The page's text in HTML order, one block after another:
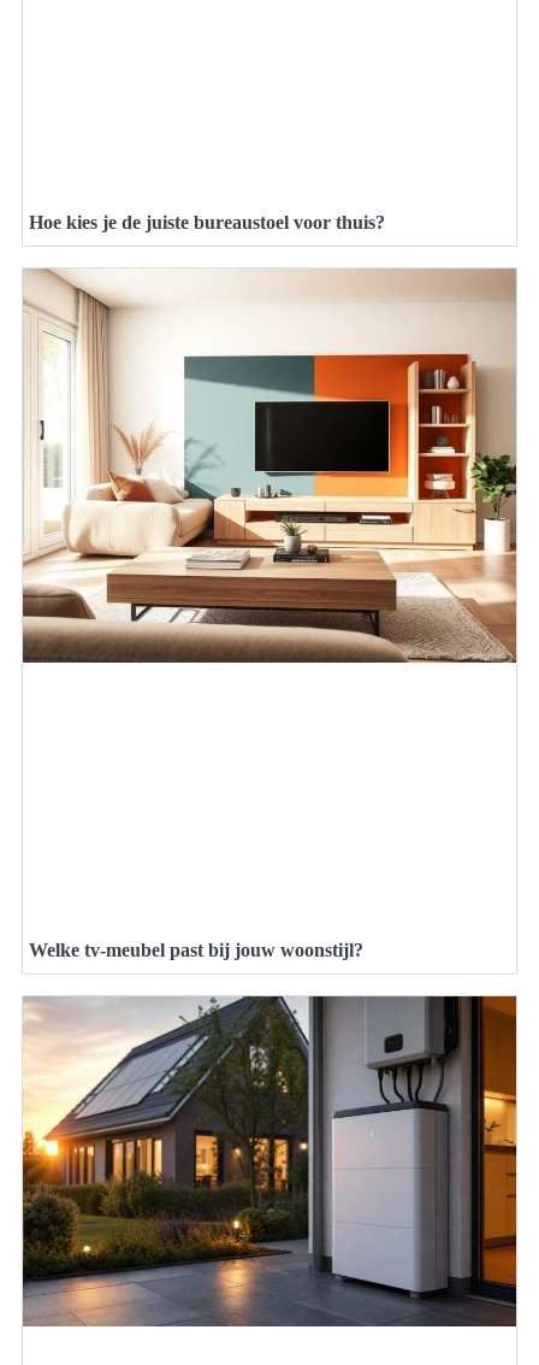
Hoe kies je de juiste bureaustoel voor thuis?
Welke tv-meubel past bij jouw woonstijl?